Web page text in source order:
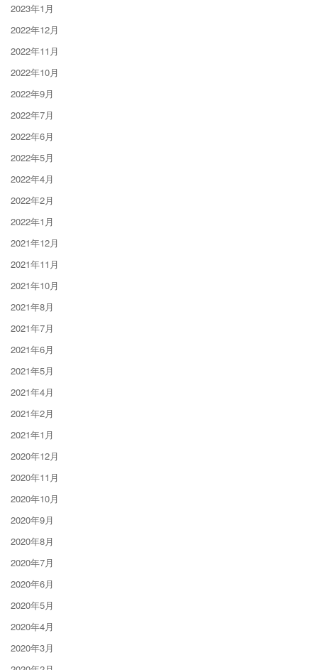
2023年1月
2022年12月
2022年11月
2022年10月
2022年9月
2022年7月
2022年6月
2022年5月
2022年4月
2022年2月
2022年1月
2021年12月
2021年11月
2021年10月
2021年8月
2021年7月
2021年6月
2021年5月
2021年4月
2021年2月
2021年1月
2020年12月
2020年11月
2020年10月
2020年9月
2020年8月
2020年7月
2020年6月
2020年5月
2020年4月
2020年3月